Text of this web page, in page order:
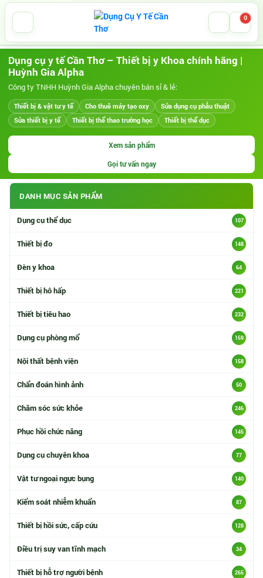
0
Dụng cụ y tế Cần Thơ – Thiết bị y Khoa chính hãng |
Huỳnh Gia Alpha
Công ty TNHH Huỳnh Gia Alpha chuyên bán sỉ & lẻ:
Thiết bị & vật tư y tế Cho thuê máy tạo oxy
Sửa dụng cụ phẫu thuật
Sửa thiết bị y tế
Thiết bị thể thao trường học Thiết bị thể dục
Xem sản phẩm
Gọi tư vấn ngay
DANH MỤC SẢN PHẨM
Danh mục sản phẩm
Dụng cụ thể dục 107
Thiết bị đo 148
Đèn y khoa 64
Thiết bị hô hấp 221
Thiết bị tiêu hao 232
Dụng cụ phòng mổ 159
Nội thất bệnh viện 158
Chẩn đoán hình ảnh 50
Chăm sóc sức khỏe 246
Phục hồi chức năng 145
Dụng cụ chuyên khoa 77
Vật tư ngoại ngực bụng 140
Kiểm soát nhiễm khuẩn 87
Thiết bị hồi sức, cấp cứu 128
Điều trị suy van tĩnh mạch 34
Thiết bị hỗ trợ người bệnh 265